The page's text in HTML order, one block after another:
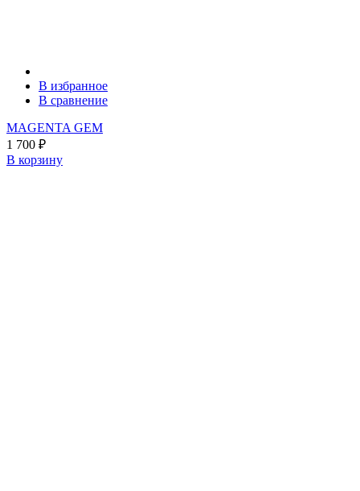
В избранное
В сравнение
MAGENTA GEM
1 700 ₽
В корзину